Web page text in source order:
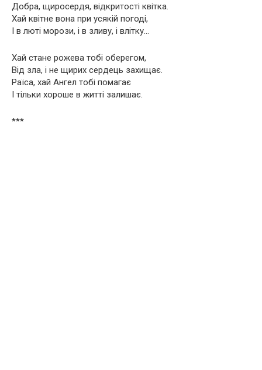
Добра, щиросердя, відкритості квітка.
Хай квітне вона при усякій погоді,
І в люті морози, і в зливу, і влітку…
Хай стане рожева тобі оберегом,
Від зла, і не щирих сердець захищає.
Раїса, хай Ангел тобі помагає
І тільки хороше в житті залишає.
***